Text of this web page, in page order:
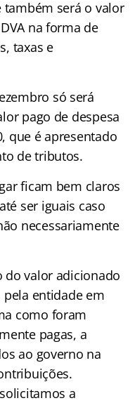
também será o valor
na forma de
taxas e
só será
pago de despesa
que é apresentado
de tributos.
ficam bem claros
ser iguais caso
necessariamente
do valor adicionado
pela entidade em
como foram
pagas, a
ao governo na
a